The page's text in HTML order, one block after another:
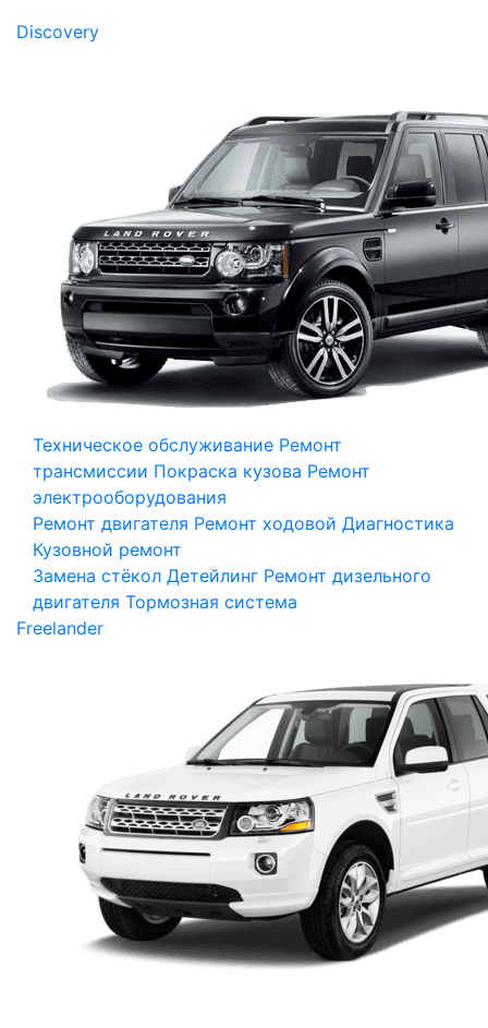
Discovery
Техническое обслуживание Ремонт
трансмиссии Покраска кузова Ремонт
электрооборудования
Ремонт двигателя Ремонт ходовой Диагностика
Кузовной ремонт
Замена стёкол Детейлинг Ремонт дизельного
двигателя Тормозная система
Freelander